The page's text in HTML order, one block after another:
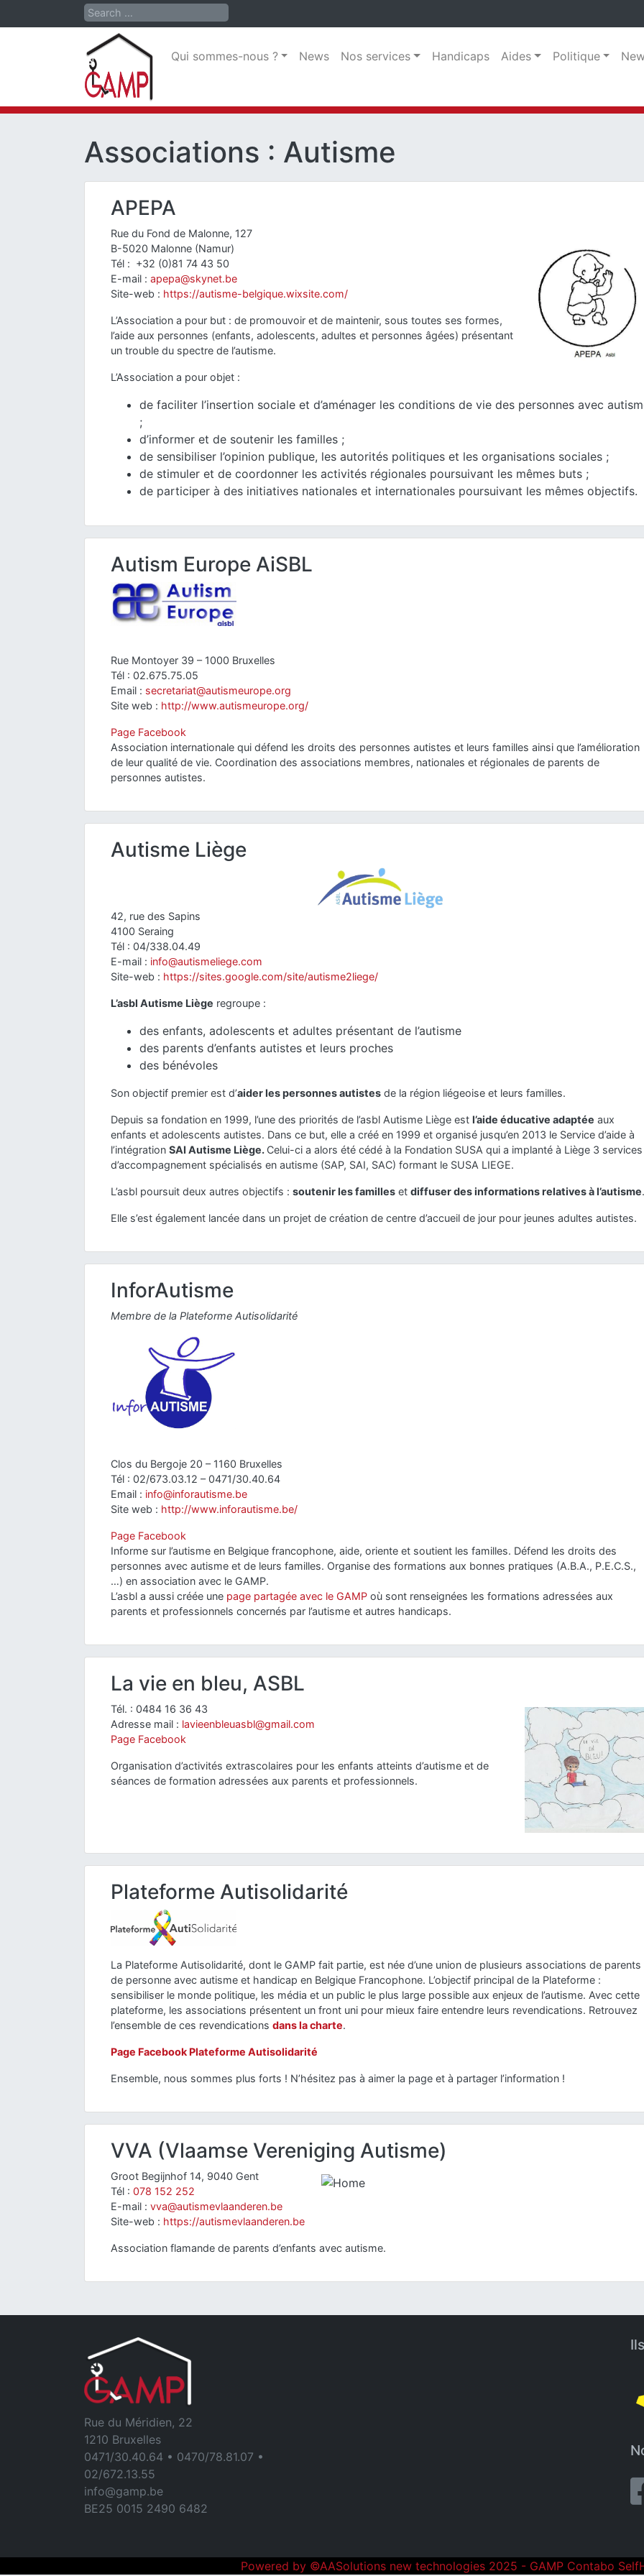
Search
Qui sommes-nous ? News Nos services Handicaps Aides Politique
Associations : Autisme
APEPA
Rue du Fond de Malonne, 127
B-5020 Malonne (Namur)
Tél : +32 (0)81 74 43 50
E-mail : apepa@skynet.be
Site-web : https://autisme-belgique.wixsite.com/
L’Association a pour but : de promouvoir et de maintenir, sous toutes ses formes,
l’aide aux personnes (enfants, adolescents, adultes et personnes âgées) présentant
un trouble du spectre de l’autisme.
L’Association a pour objet :
de faciliter l’insertion sociale et d’aménager les conditions de vie des personnes avec
;
d’informer et de soutenir les familles ;
de sensibiliser l’opinion publique, les autorités politiques et les organisations sociales ;
de stimuler et de coordonner les activités régionales poursuivant les mêmes buts ;
de participer à des initiatives nationales et internationales poursuivant les mêmes objectifs.
Autism Europe AiSBL
Rue Montoyer 39 – 1000 Bruxelles
Tél : 02.675.75.05
Email : secretariat@autismeurope.org
Site web : http://www.autismeurope.org/
Page Facebook
Association internationale qui défend les droits des personnes autistes et leurs familles ainsi que l’amélioration
de leur qualité de vie. Coordination des associations membres, nationales et régionales de parents de
personnes autistes.
Autisme Liège
42, rue des Sapins
4100 Seraing
Tél : 04/338.04.49
E-mail : info@autismeliege.com
Site-web : https://sites.google.com/site/autisme2liege/
L’asbl Autisme Liège regroupe :
des enfants, adolescents et adultes présentant de l’autisme
des parents d’enfants autistes et leurs proches
des bénévoles
Son objectif premier est d’aider les personnes autistes de la région liégeoise et leurs familles.
Depuis sa fondation en 1999, l’une des priorités de l’asbl Autisme Liège est l’aide éducative adaptée aux
enfants et adolescents autistes. Dans ce but, elle a créé en 1999 et organisé jusqu’en 2013 le Service d’aide à
l’intégration SAI Autisme Liège. Celui-ci a alors été cédé à la Fondation SUSA qui a implanté à Liège 3 services
d’accompagnement spécialisés en autisme (SAP, SAI, SAC) formant le SUSA LIEGE.
L’asbl poursuit deux autres objectifs : soutenir les familles et diffuser des informations relatives à l’autisme.
Elle s’est également lancée dans un projet de création de centre d’accueil de jour pour jeunes adultes autistes.
InforAutisme
Membre de la Plateforme Autisolidarité
Clos du Bergoje 20 – 1160 Bruxelles
Tél : 02/673.03.12 – 0471/30.40.64
Email : info@inforautisme.be
Site web : http://www.inforautisme.be/
Page Facebook
Informe sur l’autisme en Belgique francophone, aide, oriente et soutient les familles. Défend les droits des
personnes avec autisme et de leurs familles. Organise des formations aux bonnes pratiques (A.B.A., P.E.C.S.,
…) en association avec le GAMP.
L’asbl a aussi créée une page partagée avec le GAMP où sont renseignées les formations adressées aux
parents et professionnels concernés par l’autisme et autres handicaps.
La vie en bleu, ASBL
Tél. : 0484 16 36 43
Adresse mail : lavieenbleuasbl@gmail.com
Page Facebook
Organisation d’activités extrascolaires pour les enfants atteints d’autisme et de
séances de formation adressées aux parents et professionnels.
Plateforme Autisolidarité
La Plateforme Autisolidarité, dont le GAMP fait partie, est née d’une union de plusieurs associations de parents
de personne avec autisme et handicap en Belgique Francophone. L’objectif principal de la Plateforme :
sensibiliser le monde politique, les média et un public le plus large possible aux enjeux de l’autisme. Avec cette
plateforme, les associations présentent un front uni pour mieux faire entendre leurs revendications. Retrouvez
l’ensemble de ces revendications dans la charte.
Page Facebook Plateforme Autisolidarité
Ensemble, nous sommes plus forts ! N’hésitez pas à aimer la page et à partager l’information !
VVA (Vlaamse Vereniging Autisme)
Groot Begijnhof 14, 9040 Gent
Tél : 078 152 252
E-mail : vva@autismevlaanderen.be
Site-web : https://autismevlaanderen.be
Association flamande de parents d’enfants avec autisme.
Rue du Méridien, 22
1210 Bruxelles
0471/30.40.64 • 0470/78.81.07 •
02/672.13.55
info@gamp.be
BE25 0015 2490 6482
Powered by ©AASolutions new technologies 2025 - GAMP Contabo